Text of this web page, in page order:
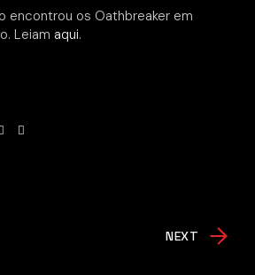
encontrou os Oathbreaker em
Leiam aqui.
NEXT